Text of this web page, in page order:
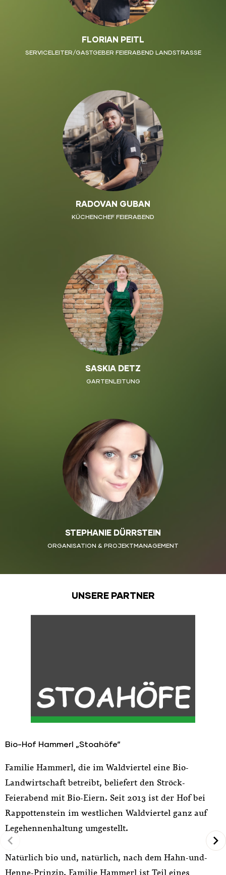
FLORIAN PEITL
SERVICELEITER/GASTGEBER FEIERABEND LANDSTRASSE
RADOVAN GUBAN
KÜCHENCHEF FEIERABEND
SASKIA DETZ
GARTENLEITUNG
STEPHANIE DÜRRSTEIN
ORGANISATION & PROJEKTMANAGEMENT
UNSERE PARTNER
Bio-Hof Hammerl „Stoahöfe“
Familie Hammerl, die im Waldviertel eine Bio-
Landwirtschaft betreibt, beliefert den Ströck-
Feierabend mit Bio-Eiern. Seit 2013 ist der Hof bei
Rappottenstein im westlichen Waldviertel ganz auf
Legehennenhaltung umgestellt.
Natürlich bio und, natürlich, nach dem Hahn-und-
Henne-Prinzip. Familie Hammerl ist Teil eines